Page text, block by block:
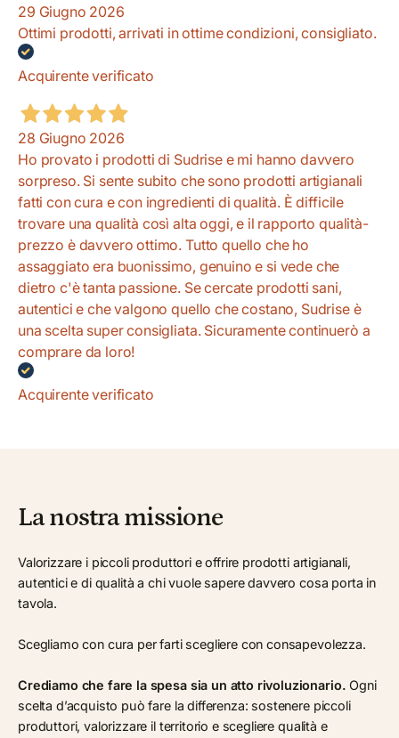
29 Giugno 2026
Ottimi prodotti, arrivati in ottime condizioni, consigliato.
Acquirente verificato
28 Giugno 2026
Ho provato i prodotti di Sudrise e mi hanno davvero
sorpreso. Si sente subito che sono prodotti artigianali
fatti con cura e con ingredienti di qualità. È difficile
trovare una qualità così alta oggi, e il rapporto qualità-
prezzo è davvero ottimo. Tutto quello che ho
assaggiato era buonissimo, genuino e si vede che
dietro c'è tanta passione. Se cercate prodotti sani,
autentici e che valgono quello che costano, Sudrise è
una scelta super consigliata. Sicuramente continuerò a
comprare da loro!
Acquirente verificato
La nostra missione
Valorizzare i piccoli produttori e offrire prodotti artigianali,
autentici e di qualità a chi vuole sapere davvero cosa porta in
tavola.
Scegliamo con cura per farti scegliere con consapevolezza.
Crediamo che fare la spesa sia un atto rivoluzionario.Ogni
scelta d’acquisto può fare la differenza: sostenere piccoli
produttori, valorizzare il territorio e scegliere qualità e